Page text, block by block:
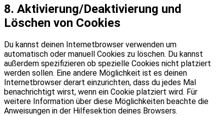
8. Aktivierung/Deaktivierung und
Löschen von Cookies
Du kannst deinen Internetbrowser verwenden um
automatisch oder manuell Cookies zu löschen. Du kannst
außerdem spezifizieren ob spezielle Cookies nicht platziert
werden sollen. Eine andere Möglichkeit ist es deinen
Internetbrowser derart einzurichten, dass du jedes Mal
benachrichtigt wirst, wenn ein Cookie platziert wird. Für
weitere Information über diese Möglichkeiten beachte die
Anweisungen in der Hilfesektion deines Browsers.